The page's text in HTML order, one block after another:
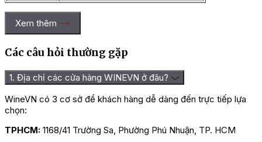
Xem thêm
Các câu hỏi thường gặp
1. Địa chỉ các cửa hàng WINEVN ở đâu?
WineVN có 3 cơ sở để khách hàng dễ dàng đến trực tiếp lựa
chọn:
TPHCM: 1168/41 Trường Sa, Phường Phú Nhuận, TP. HCM